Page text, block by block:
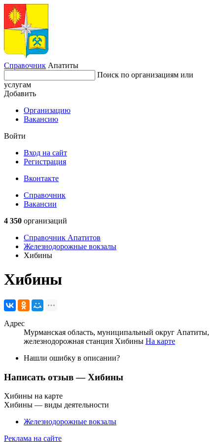
Справочник Апатиты
Поиск по организациям или
услугам
Добавить
Организацию
Вакансию
Войти
Вход на сайт
Регистрация
Вконтакте
Справочник
Вакансии
4 350 организаций
Справочник Апатитов
Железнодорожные вокзалы
Хибины
Хибины
Адрес
Мурманская область, муниципальный округ Апатиты,
железнодорожная станция Хибины На карте
Нашли ошибку в описании?
Написать отзыв— Хибины
Хибины на карте
Хибины — виды деятельности
Железнодорожные вокзалы
Реклама на сайте